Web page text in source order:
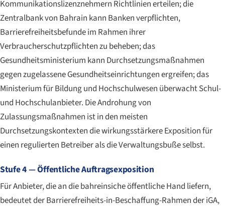
Kommunikationslizenznehmern Richtlinien erteilen; die
Zentralbank von Bahrain kann Banken verpflichten,
Barrierefreiheitsbefunde im Rahmen ihrer
Verbraucherschutzpflichten zu beheben; das
Gesundheitsministerium kann Durchsetzungsmaßnahmen
gegen zugelassene Gesundheitseinrichtungen ergreifen; das
Ministerium für Bildung und Hochschulwesen überwacht Schul-
und Hochschulanbieter. Die Androhung von
Zulassungsmaßnahmen ist in den meisten
Durchsetzungskontexten die wirkungsstärkere Exposition für
einen regulierten Betreiber als die Verwaltungsbuße selbst.
Stufe 4 — Öffentliche Auftragsexposition
Für Anbieter, die an die bahreinsiche öffentliche Hand liefern,
bedeutet der Barrierefreiheits-in-Beschaffung-Rahmen der iGA,